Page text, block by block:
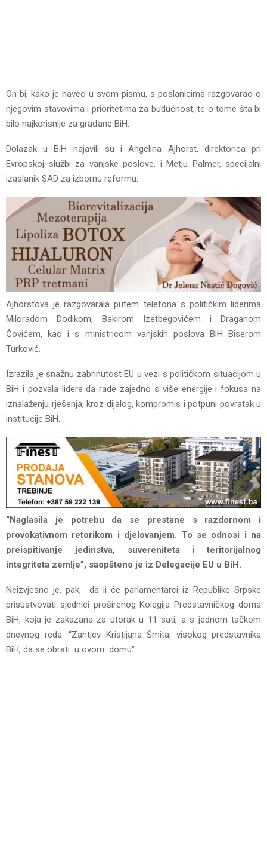
On bi, kako je naveo u svom pismu, s poslanicima razgovarao o
njegovim stavovima i prioritetima za budućnost, te o tome šta bi
bilo najkorisnije za građane BiH.
Dolazak u BiH najavili su i Angelina Ajhorst, direktorica pri
Evropskoj službi za vanjske poslove, i Metju Palmer, specijalni
izaslanik SAD za izbornu reformu.
Ajhorstova je razgovarala putem telefona s političkim liderima
Miloradom Dodikom, Bakirom Izetbegovićem i Draganom
Čovićem, kao i s ministricom vanjskih poslova BiH Biserom
Turković.
Izrazila je snažnu zabrinutost EU u vezi s političkom situacijom u
BiH i pozvala lidere da rade zajedno s više energije i fokusa na
iznalaženju rješenja, kroz dijalog, kompromis i potpuni povratak u
institucije BiH.
“Naglasila je potrebu da se prestane s razdornom i
provokativnom retorikom i djelovanjem. To se odnosi i na
preispitivanje jedinstva, suvereniteta i teritorijalnog
integriteta zemlje”, saopšteno je iz Delegacije EU u BiH.
Neizvjesno je, pak, da li će parlamentarci iz Republike Srpske
prisustvovati sjednici proširenog Kolegija Predstavničkog doma
BiH, koja je zakazana za utorak u 11 sati, a s jednom tačkom
dnevnog reda: “Zahtjev Kristijana Šmita, visokog predstavnika
BiH, da se obrati u ovom domu”.